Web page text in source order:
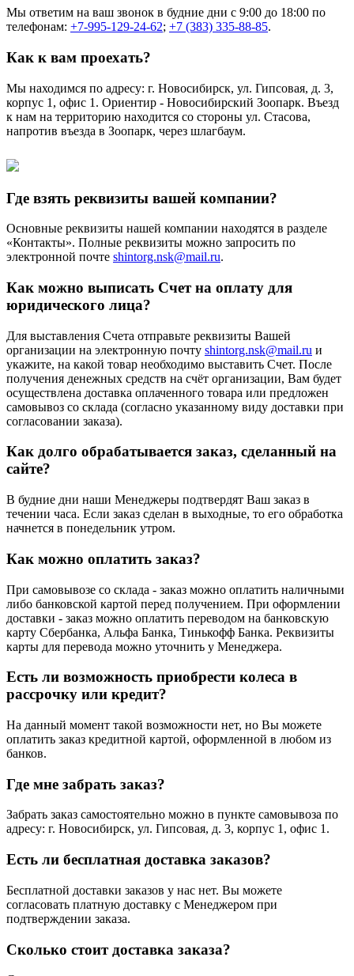
Мы ответим на ваш звонок в будние дни с 9:00 до 18:00 по
телефонам: +7-995-129-24-62; +7 (383) 335-88-85.
Как к вам проехать?
Мы находимся по адресу: г. Новосибирск, ул. Гипсовая, д. 3,
корпус 1, офис 1. Ориентир - Новосибирский Зоопарк. Въезд
к нам на территорию находится со стороны ул. Стасова,
напротив въезда в Зоопарк, через шлагбаум.
Где взять реквизиты вашей компании?
Основные реквизиты нашей компании находятся в разделе
«Контакты». Полные реквизиты можно запросить по
электронной почте shintorg.nsk@mail.ru.
Как можно выписать Счет на оплату для
юридического лица?
Для выставления Счета отправьте реквизиты Вашей
организации на электронную почту shintorg.nsk@mail.ru и
укажите, на какой товар необходимо выставить Счет. После
получения денежных средств на счёт организации, Вам будет
осуществлена доставка оплаченного товара или предложен
самовывоз со склада (согласно указанному виду доставки при
согласовании заказа).
Как долго обрабатывается заказ, сделанный на
сайте?
В будние дни наши Менеджеры подтвердят Ваш заказ в
течении часа. Если заказ сделан в выходные, то его обработка
начнется в понедельник утром.
Как можно оплатить заказ?
При самовывозе со склада - заказ можно оплатить наличными
либо банковской картой перед получением. При оформлении
доставки - заказ можно оплатить переводом на банковскую
карту Сбербанка, Альфа Банка, Тинькофф Банка. Реквизиты
карты для перевода можно уточнить у Менеджера.
Есть ли возможность приобрести колеса в
рассрочку или кредит?
На данный момент такой возможности нет, но Вы можете
оплатить заказ кредитной картой, оформленной в любом из
банков.
Где мне забрать заказ?
Забрать заказ самостоятельно можно в пункте самовывоза по
адресу: г. Новосибирск, ул. Гипсовая, д. 3, корпус 1, офис 1.
Есть ли бесплатная доставка заказов?
Бесплатной доставки заказов у нас нет. Вы можете
согласовать платную доставку с Менеджером при
подтверждении заказа.
Сколько стоит доставка заказа?